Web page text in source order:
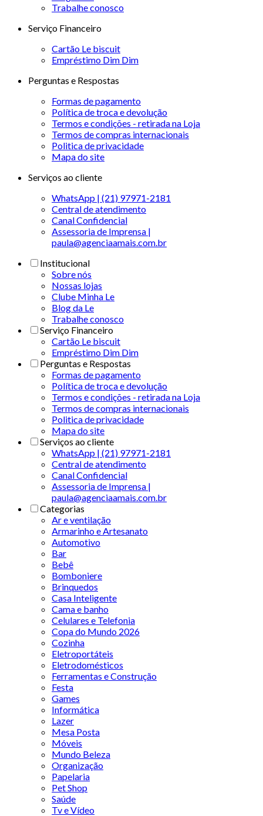
Trabalhe conosco
Serviço Financeiro
Cartão Le biscuit
Empréstimo Dim Dim
Perguntas e Respostas
Formas de pagamento
Política de troca e devolução
Termos e condições - retirada na Loja
Termos de compras internacionais
Politica de privacidade
Mapa do site
Serviços ao cliente
WhatsApp | (21) 97971-2181
Central de atendimento
Canal Confidencial
Assessoria de Imprensa |
paula@agenciaamais.com.br
Institucional
Sobre nós
Nossas lojas
Clube Minha Le
Blog da Le
Trabalhe conosco
Serviço Financeiro
Cartão Le biscuit
Empréstimo Dim Dim
Perguntas e Respostas
Formas de pagamento
Política de troca e devolução
Termos e condições - retirada na Loja
Termos de compras internacionais
Politica de privacidade
Mapa do site
Serviços ao cliente
WhatsApp | (21) 97971-2181
Central de atendimento
Canal Confidencial
Assessoria de Imprensa |
paula@agenciaamais.com.br
Categorias
Ar e ventilação
Armarinho e Artesanato
Automotivo
Bar
Bebê
Bomboniere
Brinquedos
Casa Inteligente
Cama e banho
Celulares e Telefonia
Copa do Mundo 2026
Cozinha
Eletroportáteis
Eletrodomésticos
Ferramentas e Construção
Festa
Games
Informática
Lazer
Mesa Posta
Móveis
Mundo Beleza
Organização
Papelaria
Pet Shop
Saúde
Tv e Vídeo